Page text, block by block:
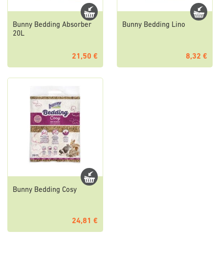
Bunny Bedding Absorber
20L
21,50 €
Bunny Bedding Lino
8,32 €
Bunny Bedding Cosy
24,81 €